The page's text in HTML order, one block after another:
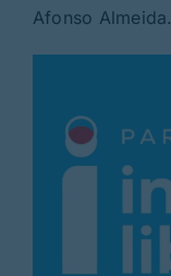
Afonso Almeida.